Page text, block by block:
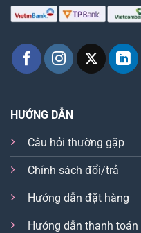
HƯỚNG DẪN
Câu hỏi thường gặp
Chính sách đổi/trả
Hướng dẫn đặt hàng
Hướng dẫn thanh toán